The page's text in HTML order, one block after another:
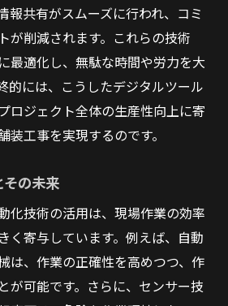
げる新しい技術
るための革新的な材料
応する舗装技術
た新しいアスファルト
じた材料選択
を担う次世代技術の可能性
によるインフラ管理
ンサー技術とその応用
たらす管理の変革
ンフラへの影響
市開発を支える技術
報共有がスムーズに行われ、コミ
が削減されます。これらの技術
最適化し、無駄な時間や労力を大
的には、こうしたデジタルツール
ロジェクト全体の生産性向上に寄
工事を実現するのです。
その未来
化技術の活用は、現場作業の効率
く寄与しています。例えば、自動
は、作業の正確性を高めつつ、作
が可能です。さらに、センサー技